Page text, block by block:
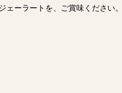
ェーラートを、ご賞味ください